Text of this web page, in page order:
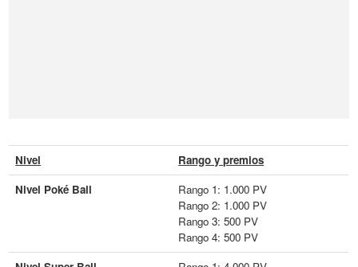
Nivel
Rango y premios
Nivel Poké Ball
Rango 1: 1.000 PV
Rango 2: 1.000 PV
Rango 3: 500 PV
Rango 4: 500 PV